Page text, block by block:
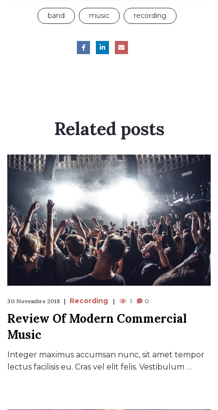
band music recording
Related posts
30 Novembre 2018 Recording 1 0
Review Of Modern Commercial
Music
Integer maximus accumsan nunc, sit amet tempor
lectus facilisis eu. Cras vel elit felis. Vestibulum …